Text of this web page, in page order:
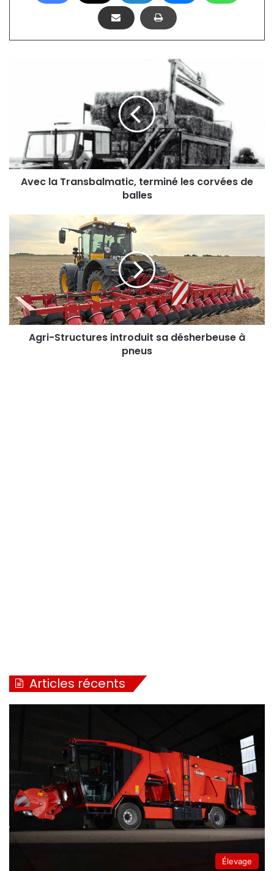
corvées
balles
Avec la Transbalmatic, terminé les corvées de
balles
Agri-
Structures
sa
désherbeuse
à
pneus
Agri-Structures introduit sa désherbeuse à
pneus
Articles récents
Élevage